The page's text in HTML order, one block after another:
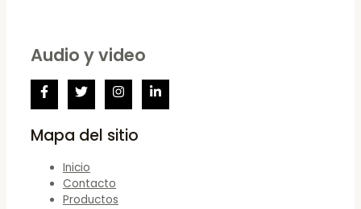
Audio y video
Mapa del sitio
Inicio
Contacto
Productos